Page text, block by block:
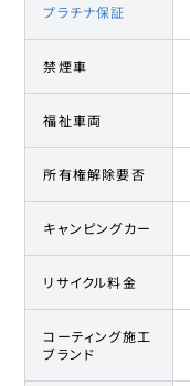
プラチナ保証
禁煙車
福祉車両
所有権解除要否
キャンピングカー
リサイクル料金
コーティング施工
ブランド